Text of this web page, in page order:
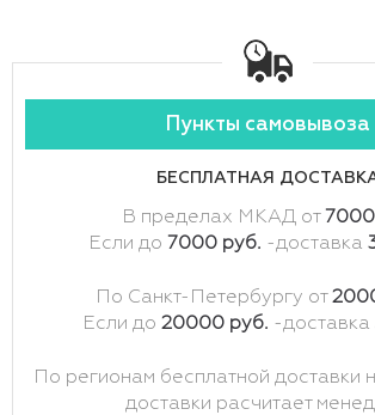
Пункты самовывоза
БЕСПЛАТНАЯ
В пределах МКАД от
Если до 7000 руб. -доставка
По Санкт-Петербургу от
Если до 20000 руб. -доставка
По регионам бесплатной доставки
доставки расчитает